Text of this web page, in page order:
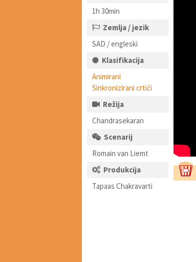
1h 30min
Zemlja / jezik
SAD / engleski
Klasifikacija
Animirani
Sinkronizirani crtići
Režija
Chandrasekaran
Scenarij
Romain van Liemt
Produkcija
Tapaas Chakravarti